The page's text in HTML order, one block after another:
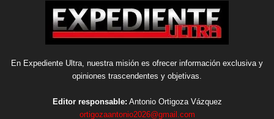
En Expediente Ultra, nuestra misión es ofrecer información exclusiva y
opiniones trascendentes y objetivas.
Editor responsable: Antonio Ortigoza Vázquez
ortigozaantonio2026@gmail.com